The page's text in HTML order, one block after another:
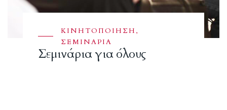
ΚΙΝΗΤΟΠΟΊΗΣΗ ,
ΣΕΜΙΝΑΡΙΑ
Σεμινάρια για όλους